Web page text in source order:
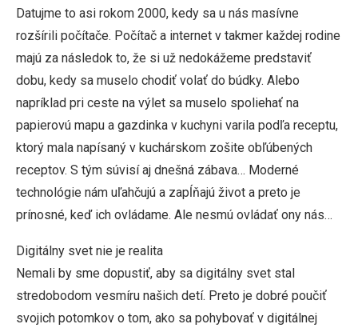
Datujme to asi rokom 2000, kedy sa u nás masívne
rozšírili počítače. Počítač a internet v takmer každej rodine
majú za následok to, že si už nedokážeme predstaviť
dobu, kedy sa muselo chodiť volať do búdky. Alebo
napríklad pri ceste na výlet sa muselo spoliehať na
papierovú mapu a gazdinka v kuchyni varila podľa receptu,
ktorý mala napísaný v kuchárskom zošite obľúbených
receptov. S tým súvisí aj dnešná zábava… Moderné
technológie nám uľahčujú a zapĺňajú život a preto je
prínosné, keď ich ovládame. Ale nesmú ovládať ony nás…
Digitálny svet nie je realita
Nemali by sme dopustiť, aby sa digitálny svet stal
stredobodom vesmíru našich detí. Preto je dobré poučiť
svojich potomkov o tom, ako sa pohybovať v digitálnej